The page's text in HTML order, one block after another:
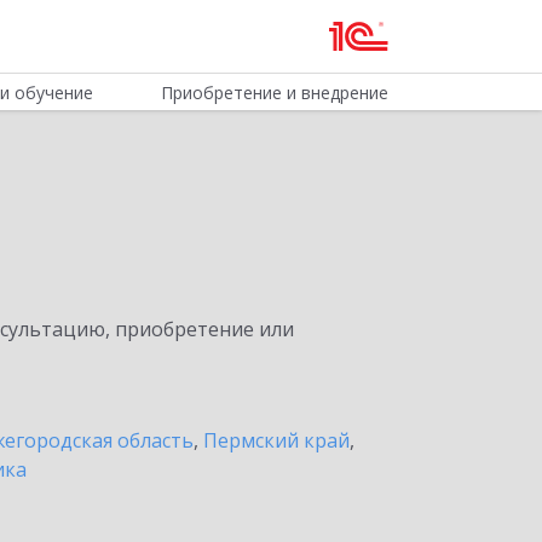
обучение Приобретение и внедрение
приобретение или
область, Пермский край,